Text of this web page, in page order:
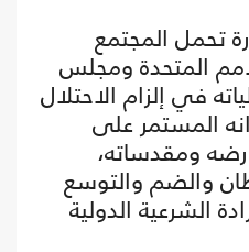
تحمل المجتمع
المتحدة ومجلس
في إلزام الاحتلال
المستمر على
ومقدساته،
والضم والتوسع
الشرعية الدولية